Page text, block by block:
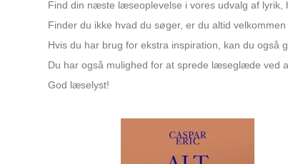
Find din næste læseoplevelse i vores udvalg af lyrik,
Finder du ikke hvad du søger, er du altid
Hvis du har brug for ekstra inspiration, kan du også
Du har også mulighed for at sprede læseglæde ved
God læselyst!